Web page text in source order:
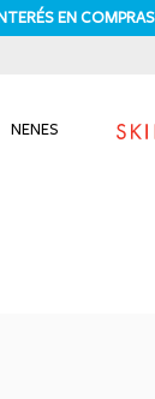
EN
NENES